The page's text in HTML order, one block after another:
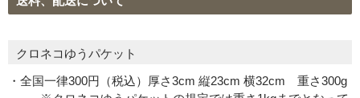
クロネコゆうパケット
・全国一律300円（税込）厚さ3cm 縦23cm 横32cm 重さ300g